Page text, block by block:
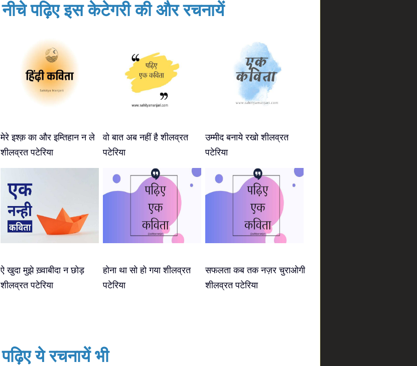
नीचे पढ़िए इस केटेगरी की और रचनायें
मेरे इश्क़ का और इम्तिहान न ले
शीलव्रत पटेरिया
वो बात अब नहीं है शीलव्रत
पटेरिया
उम्मीद बनाये रखो शीलव्रत
पटेरिया
ऐ खुदा मुझे ख़्वाबीदा न छोड़
शीलव्रत पटेरिया
होना था सो हो गया शीलव्रत
पटेरिया
सफलता कब तक नज़र चुराओगी
शीलव्रत पटेरिया
पढ़िए ये रचनायें भी